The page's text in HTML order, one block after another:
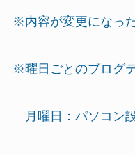
※内容が変更になっ
※曜日ごとのブログ
月曜日：パソコン